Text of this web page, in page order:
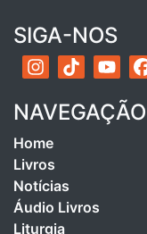
SIGA-NOS
NAVEGAÇÃO
Home
Livros
Notícias
Áudio Livros
Liturgia